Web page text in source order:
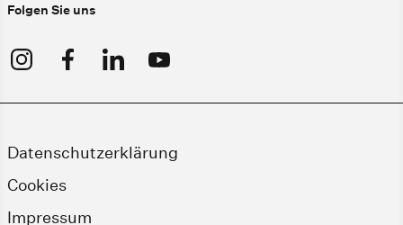
Folgen Sie uns
Datenschutzerklärung
Cookies
Impressum